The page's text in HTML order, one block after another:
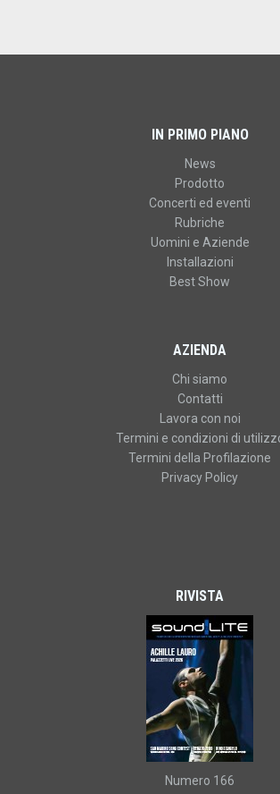
IN PRIMO PIANO
News
Prodotto
Concerti ed eventi
Rubriche
Uomini e Aziende
Installazioni
Best Show
AZIENDA
Chi siamo
Contatti
Lavora con noi
Termini e condizioni di
Termini della Profilazione
Privacy Policy
RIVISTA
Numero 166